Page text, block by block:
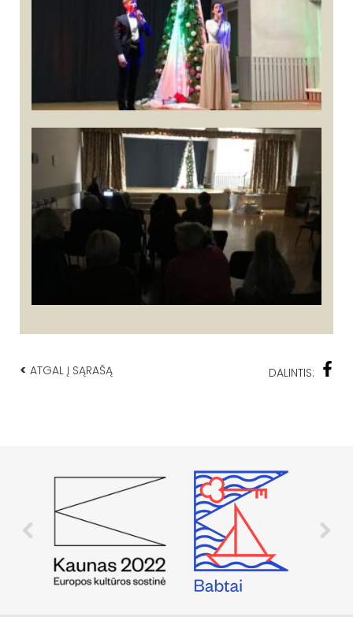
< ATGAL Į SĄRAŠĄ DALINTIS: